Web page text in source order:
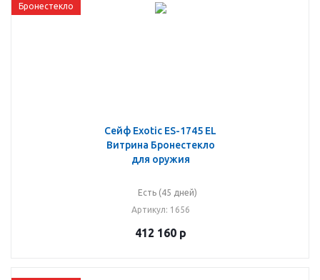
Бронестекло
Сейф Exotic ES-1745 EL
Витрина Бронестекло
для оружия
Есть (45 дней)
Артикул: 1656
412 160р